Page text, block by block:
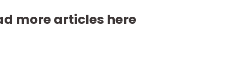
more articles here